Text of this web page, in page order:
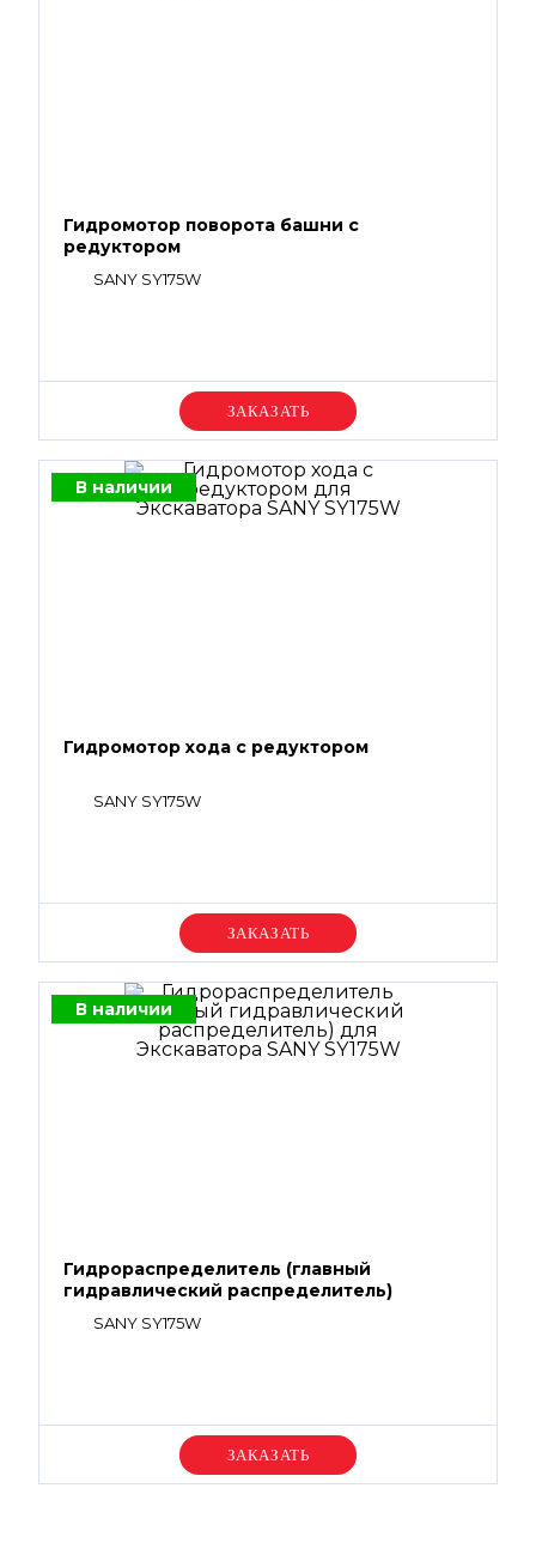
Гидромотор поворота башни с
редуктором
SANY SY175W
Уточняйте цену
В наличии
Гидромотор хода с редуктором
SANY SY175W
Уточняйте цену
В наличии
Гидрораспределитель (главный
гидравлический распределитель)
SANY SY175W
Уточняйте цену